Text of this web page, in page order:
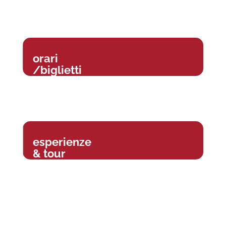
orari
/biglietti
esperienze
& tour